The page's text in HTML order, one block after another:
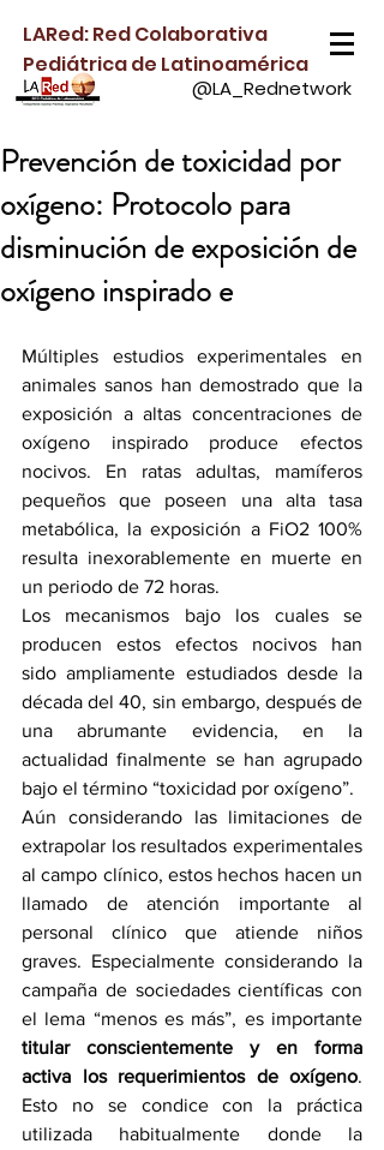
LARed: Red Colaborativa
Pediátrica de Latinoamérica
@LA_Rednetwork
Prevención de toxicidad por
oxígeno: Protocolo para
disminución de exposición de
oxígeno inspirado e
Múltiples estudios experimentales en
animales sanos han demostrado que la
exposición a altas concentraciones de
oxígeno inspirado produce efectos
nocivos. En ratas adultas, mamíferos
pequeños que poseen una alta tasa
metabólica, la exposición a FiO2 100%
resulta inexorablemente en muerte en
un periodo de 72 horas.
Los mecanismos bajo los cuales se
producen estos efectos nocivos han
sido ampliamente estudiados desde la
década del 40, sin embargo, después de
una abrumante evidencia, en la
actualidad finalmente se han agrupado
bajo el término “toxicidad por oxígeno”.
Aún considerando las limitaciones de
extrapolar los resultados experimentales
al campo clínico, estos hechos hacen un
llamado de atención importante al
personal clínico que atiende niños
graves. Especialmente considerando la
campaña de sociedades científicas con
titular conscientemente y en forma
activa los requerimientos de oxígeno.
Esto no se condice con la práctica
utilizada habitualmente donde la